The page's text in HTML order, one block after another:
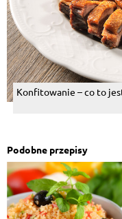
Konfitowanie – co to
Podobne przepisy